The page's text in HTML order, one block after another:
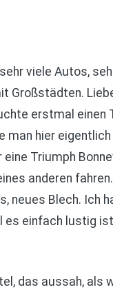
viele Autos,
Großstädten.
erstmal
man hier
Triumph
anderen
neues Blech.
es einfach lustig
das aussah, als